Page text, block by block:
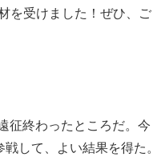
を受けました！ぜひ、ご
征終わったところだ。今
して、よい結果を得た。